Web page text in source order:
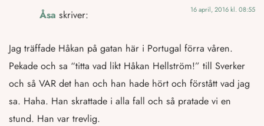
Åsa skriver: 16 april, 2016 kl. 08:55
Jag träffade Håkan på gatan här i Portugal förra våren.
Pekade och sa “titta vad likt Håkan Hellström!” till Sverker
och så VAR det han och han hade hört och förstått vad jag
sa. Haha. Han skrattade i alla fall och så pratade vi en
stund. Han var trevlig.